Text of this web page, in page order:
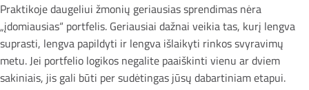
Praktikoje daugeliui žmonių geriausias sprendimas nėra
„įdomiausias“ portfelis. Geriausiai dažnai veikia tas, kurį lengva
suprasti, lengva papildyti ir lengva išlaikyti rinkos svyravimų
metu. Jei portfelio logikos negalite paaiškinti vienu ar dviem
sakiniais, jis gali būti per sudėtingas jūsų dabartiniam etapui.